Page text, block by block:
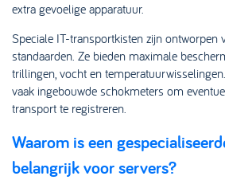
extra gevoelige apparatuur.
Speciale IT-transportkisten zijn ontworpen
standaarden. Ze bieden maximale
trillingen, vocht en
vaak ingebouwde schokmeters om
transport te registreren.
Waarom is een
belangrijk voor servers?